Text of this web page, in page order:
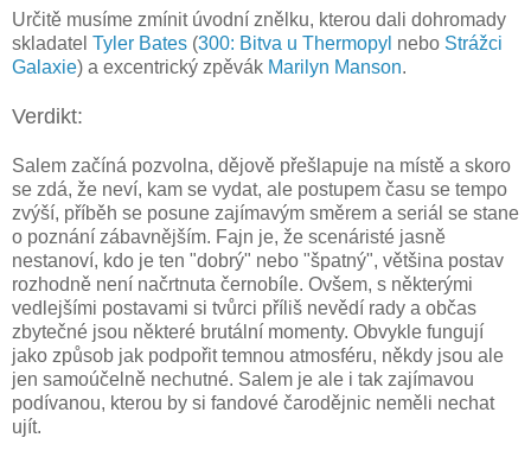
Určitě musíme zmínit úvodní znělku, kterou dali dohromady
skladatel Tyler Bates (300: Bitva u Thermopyl nebo Strážci
Galaxie) a excentrický zpěvák Marilyn Manson.
Verdikt:
Salem začíná pozvolna, dějově přešlapuje na místě a skoro
se zdá, že neví, kam se vydat, ale postupem času se tempo
zvýší, příběh se posune zajímavým směrem a seriál se stane
o poznání zábavnějším. Fajn je, že scenáristé jasně
nestanoví, kdo je ten "dobrý" nebo "špatný", většina postav
rozhodně není načrtnuta černobíle. Ovšem, s některými
vedlejšími postavami si tvůrci příliš nevědí rady a občas
zbytečné jsou některé brutální momenty. Obvykle fungují
jako způsob jak podpořit temnou atmosféru, někdy jsou ale
jen samoúčelně nechutné. Salem je ale i tak zajímavou
podívanou, kterou by si fandové čarodějnic neměli nechat
ujít.